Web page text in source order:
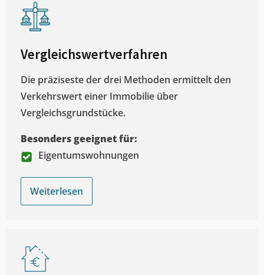
Vergleichswertverfahren
Die präziseste der drei Methoden ermittelt den
Verkehrswert einer Immobilie über
Vergleichsgrundstücke.
Besonders geeignet für:
Eigentumswohnungen
Weiterlesen